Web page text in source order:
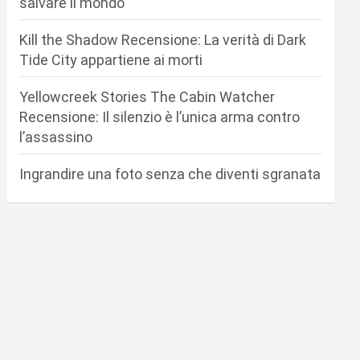
Kill the Shadow Recensione: La verità di Dark
Tide City appartiene ai morti
Yellowcreek Stories The Cabin Watcher
Recensione: Il silenzio è l’unica arma contro
l’assassino
Ingrandire una foto senza che diventi sgranata